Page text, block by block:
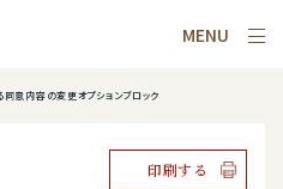
MENU
同意内容の変更オプションブロック
印刷する